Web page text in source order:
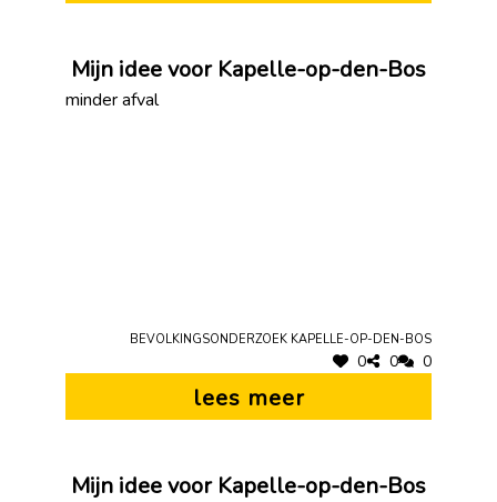
Mijn idee voor Kapelle-op-den-Bos
minder afval
Bevolkingsonderzoek Kapelle-op-den-Bos
0 0 0
lees meer
Mijn idee voor Kapelle-op-den-Bos